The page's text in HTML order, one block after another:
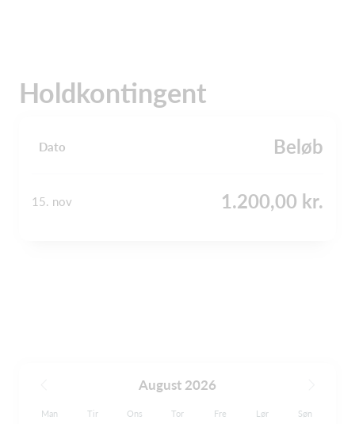
Holdkontingent
Dato Beløb
15. nov 1.200,00 kr.
August 2026
Man Tir Ons Tor Fre Lør Søn